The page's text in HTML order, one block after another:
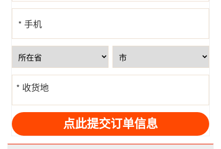
* 手机
号
* 收货地
址